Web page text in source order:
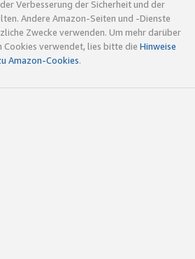
Verbesserung der Sicherheit und der
Andere Amazon-Seiten und -Dienste
Zwecke verwenden. Um mehr darüber
Cookies verwendet, lies bitte die Hinweise
Amazon-Cookies.